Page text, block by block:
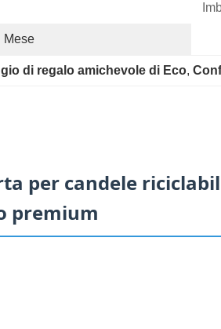
Mese
di regalo amichevole di Eco,
per candele
premium